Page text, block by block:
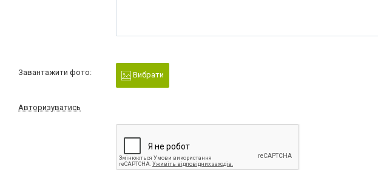
Завантажити фото: Вибрати
Авторизуватись